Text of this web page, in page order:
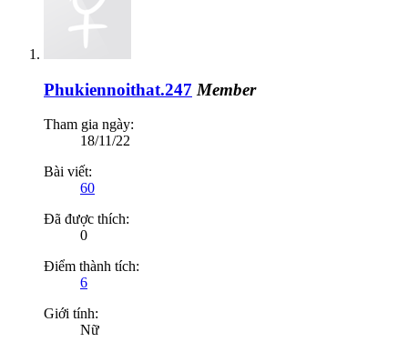
Phukiennoithat.247 Member
Tham gia ngày:
18/11/22
Bài viết:
60
Đã được thích:
0
Điểm thành tích:
6
Giới tính:
Nữ